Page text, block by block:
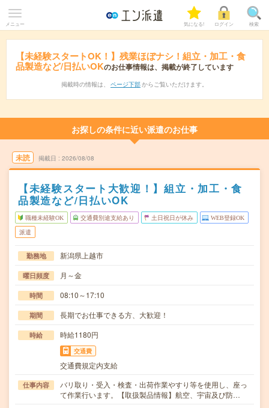
メニュー 気になる! ログイン 検索
【未経験スタートOK！】残業ほぼナシ！組立・加工・食
品製造など/日払いOKのお仕事情報は、掲載が終了しています
掲載時の情報は、 ページ下部 からご覧いただけます。
お探しの条件に近い派遣のお仕事
未読 掲載日 2026/08/08
【未経験スタート大歓迎！】組立・加工・食
品製造など/日払いOK
職種未経験OK 交通費別途支給あり 土日祝日が休み WEB登録OK
派遣
勤務地 新潟県上越市
曜日頻度 月～金
時間 08:10～17:10
期間 長期でお仕事できる方、大歓迎！
時給 時給1180円
交通費
交通費規定内支給
仕事内容
バリ取り・受入・検査・出荷作業やすり等を使用し、座っ
て作業行います。【取扱製品情報】航空、宇宙及び防…